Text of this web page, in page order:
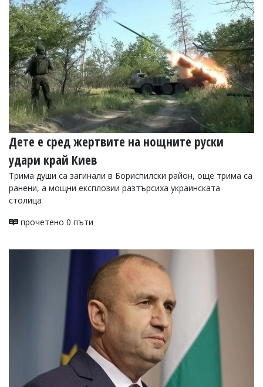
УКРАЙНА
СПОРТ
РАЗСЛЕДВАНЕ
БИЗНЕС
ЮГ
Управители:
Веселин
Василев,
email:
v.vasilev@flagman.bg
Катя
Касабова,
еmail:k.kassabova@flagman.bg
Главен
Иван
Дете е сред жертвите на нощните руски
удари край Киев
Трима души са загинали в Бориспилски район, още трима са
ранени, а мощни експлозии разтърсиха украинската
столица
прочетено 0 пъти